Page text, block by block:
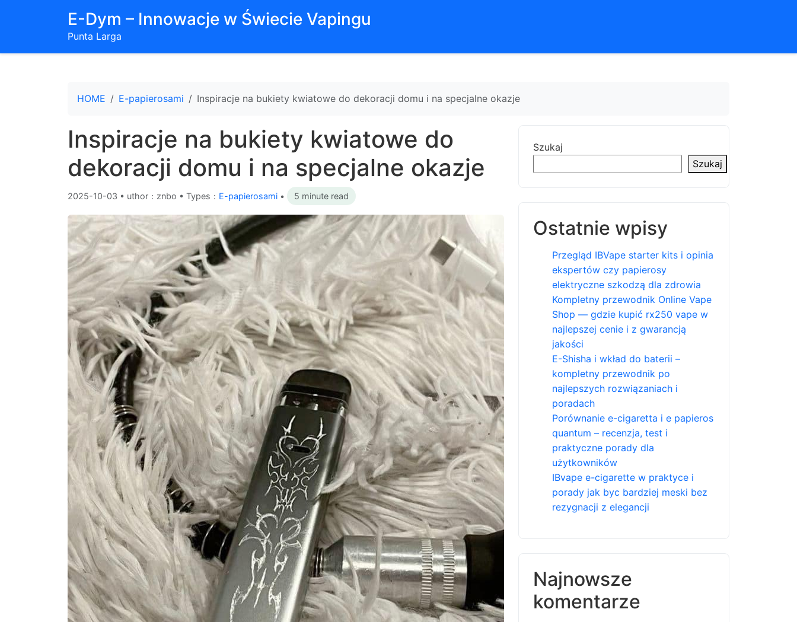
E-Dym – Innowacje w Świecie Vapingu
Punta Larga
HOME E-papierosami Inspiracje na bukiety kwiatowe do dekoracji domu i na specjalne okazje
Inspiracje na bukiety kwiatowe do
dekoracji domu i na specjalne okazje
2025-10-03 • uthor：znbo • Types： E-papierosami • 5 minute read
Szukaj
Szukaj
Ostatnie wpisy
Przegląd IBVape starter kits i opinia
ekspertów czy papierosy
elektryczne szkodzą dla zdrowia
Kompletny przewodnik Online Vape
Shop — gdzie kupić rx250 vape w
najlepszej cenie i z gwarancją
jakości
E-Shisha i wkład do baterii –
kompletny przewodnik po
najlepszych rozwiązaniach i
poradach
Porównanie e-cigaretta i e papieros
quantum – recenzja, test i
praktyczne porady dla
użytkowników
IBvape e-cigarette w praktyce i
porady jak byc bardziej meski bez
rezygnacji z elegancji
Najnowsze
komentarze